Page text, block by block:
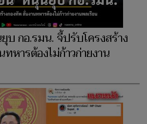
กอ.รมน. จี้ปรับโครงสร้าง
หารต้องไม่ก้าวก่ายงาน